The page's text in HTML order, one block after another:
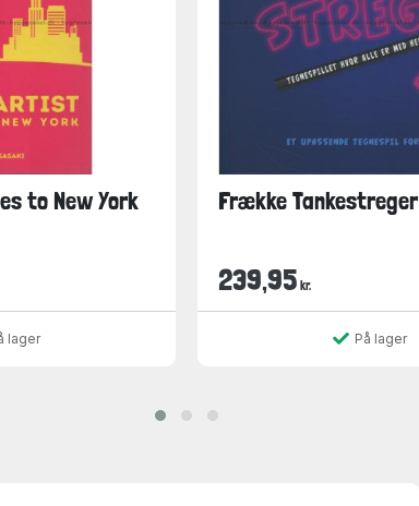
to New York
lager
Frække Tankestreger
239,95 kr.
På lager